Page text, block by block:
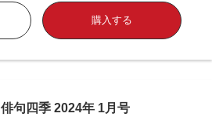
購入する
俳句四季 2024年 1月号